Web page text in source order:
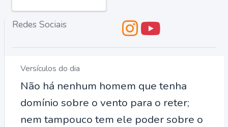
Redes Sociais
Versículos do dia
Não há nenhum homem que tenha
domínio sobre o vento para o reter;
nem tampouco tem ele poder sobre o